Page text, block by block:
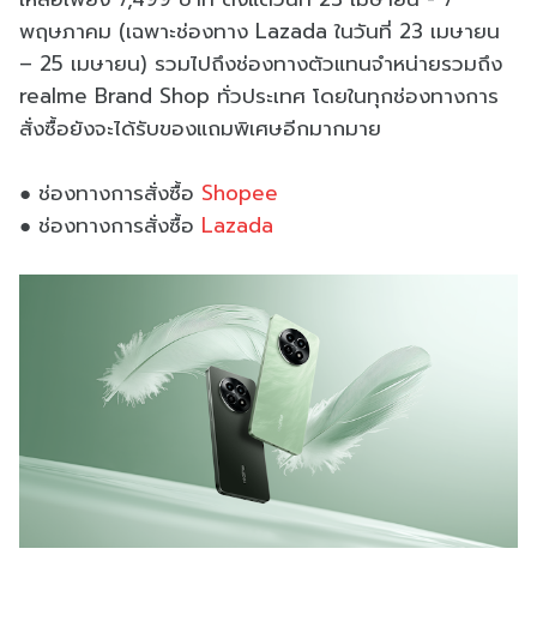
พฤษภาคม (เฉพาะช่องทาง Lazada ในวันที่ 23 เมษายน
– 25 เมษายน) รวมไปถึงช่องทางตัวแทนจำหน่ายรวมถึง
realme Brand Shop ทั่วประเทศ โดยในทุกช่องทางการ
สั่งซื้อยังจะได้รับของแถมพิเศษอีกมากมาย
● ช่องทางการสั่งซื้อ Shopee
● ช่องทางการสั่งซื้อ Lazada